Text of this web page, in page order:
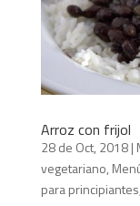
Arroz con frijol
28 de Oct, 2018|
vegetariano,
para principiantes